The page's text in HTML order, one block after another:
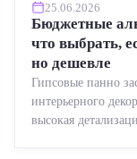
25.06.2026
Бюджетные
что выбрать,
но дешевле
Гипсовые панно
интерьерного
высокая